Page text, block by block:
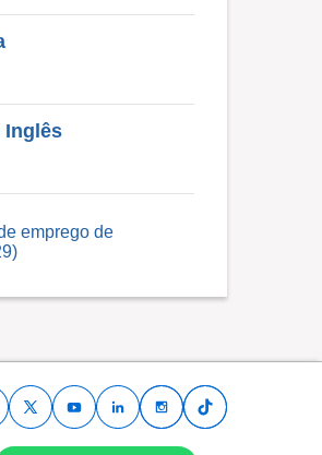
Inglês
emprego de